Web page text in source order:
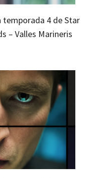
temporada 4 de Star
– Valles Marineris